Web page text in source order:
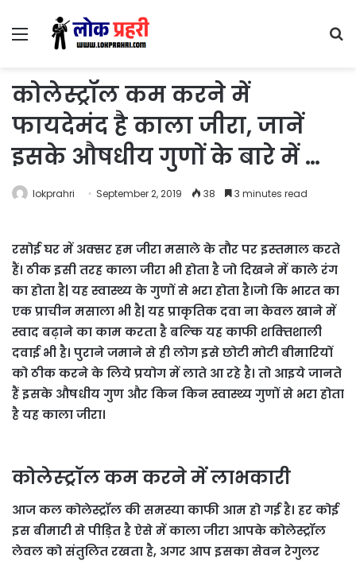
Menu
कोलेस्ट्रॉल कम करने में
फायदेमंद है काला जीरा, जानें
इसके औषधीय गुणों के बारे में …
lokprahri September 2, 2019 38 3 minutes read
रसोई घर में अक्‍सर हम जीरा मसाले के तौर पर इस्‍तमाल करते
हैं। ठीक इसी तरह काला जीरा भी होता है जो दिखने में काले रंग
का होता है| यह स्‍वास्‍थ्‍य के गुणों से भरा होता है।जो कि भारत का
एक प्राचीन मसाला भी है| यह प्राकृतिक दवा ना केवल खाने में
स्‍वाद बढ़ाने का काम करता है बल्‍कि यह काफी शक्‍तिशाली
दवाई भी है। पुराने जमाने से ही लोग इसे छोटी मोटी बीमारियों
को ठीक करने के लिये प्रयोग में लाते आ रहे है। तो आइये जानते
हैं इसके औषधीय गुण और किन किन स्‍वास्‍थ्‍य गुणों से भरा होता
है यह काला जीरा।
कोलेस्ट्रॉल कम करने में लाभकारी
आज कल कोलेस्ट्रॉल की समस्या काफी आम हो गई है। हर कोई
इस बीमारी से पीड़ित है ऐसे में काला जीरा आपके कोलेस्ट्रॉल
लेवल को संतुलित रखता है, अगर आप इसका सेवन रेगुलर